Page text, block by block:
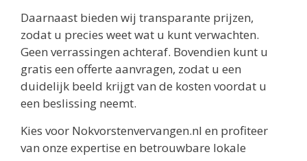
Daarnaast bieden wij transparante prijzen,
zodat u precies weet wat u kunt verwachten.
Geen verrassingen achteraf. Bovendien kunt u
gratis een offerte aanvragen, zodat u een
duidelijk beeld krijgt van de kosten voordat u
een beslissing neemt.
Kies voor Nokvorstenvervangen.nl en profiteer
van onze expertise en betrouwbare lokale